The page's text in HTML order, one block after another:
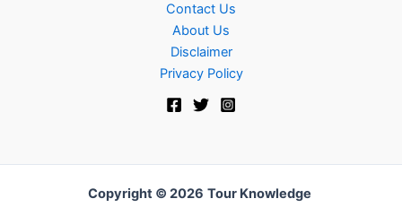
Contact Us
About Us
Disclaimer
Privacy Policy
Copyright © 2026 Tour Knowledge